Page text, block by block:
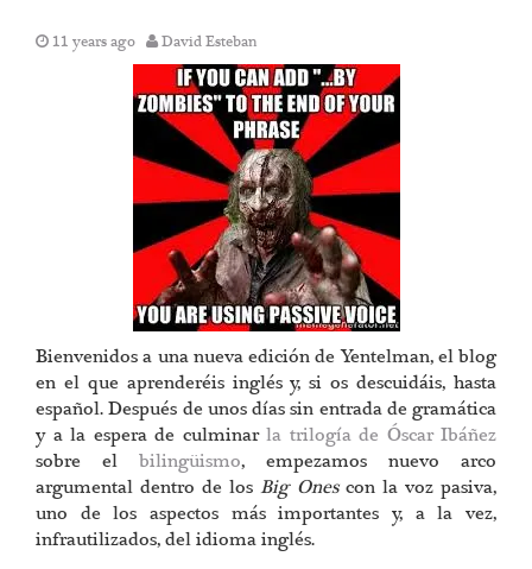
11 years ago David Esteban
Bienvenidos a una nueva edición de Yentelman, el blog
en el que aprenderéis inglés y, si os descuidáis, hasta
español. Después de unos días sin entrada de gramática
y a la espera de culminar la trilogía de Óscar Ibáñez
sobre el bilingüismo, empezamos nuevo arco
argumental dentro de losBig Onescon la voz pasiva,
uno de los aspectos más importantes y, a la vez,
infrautilizados, del idioma inglés.